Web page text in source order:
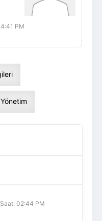
PM
Yönetim
02:44 PM